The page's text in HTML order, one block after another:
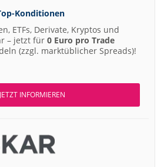
Konditionen
ETFs, Derivate, Kryptos und
– jetzt für 0 Euro pro Trade
(zzgl. marktüblicher Spreads)!
JETZT INFORMIEREN